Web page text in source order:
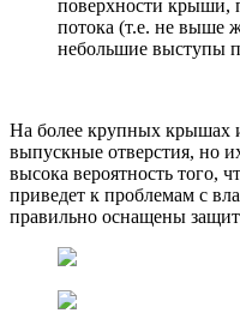
поверхности крыши,
потока (т.е. не выше
небольшие выступы
На более крупных крышах
выпускные отверстия, но
высока вероятность того,
приведет к проблемам с
правильно оснащены